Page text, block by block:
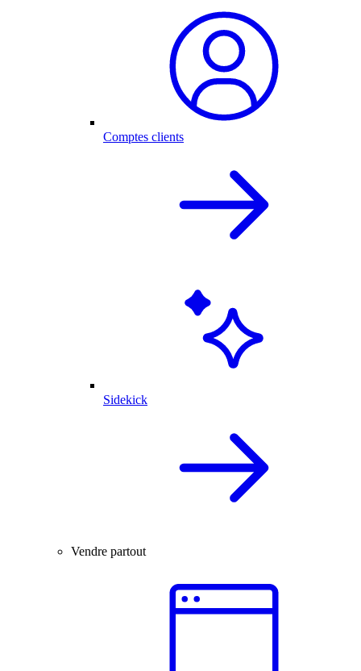
Comptes clients
Sidekick
Vendre partout